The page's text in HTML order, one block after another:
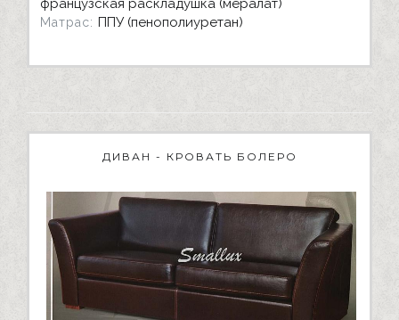
французская раскладушка (мералат)
Матрас: ППУ (пенополиуретан)
ДИВАН - КРОВАТЬ БОЛЕРО